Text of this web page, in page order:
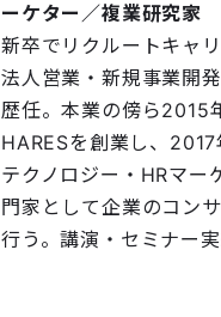
ーケター／複業研究家
新卒でリクルートキャリ
法人営業・新規事業開
歴任。本業の傍ら2015
HARESを創業し、
テクノロジー・HRマー
門家として企業のコン
行う。講演・セミナー実